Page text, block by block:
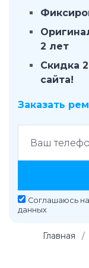
2 лет
Скидка
сайта!
Заказать
Соглашаюсь на
данных
Главная